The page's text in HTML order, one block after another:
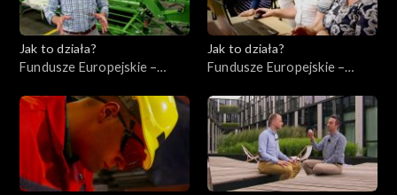
Jak to działa?
Fundusze Europejskie –
międzynarodowa
Jak to działa?
Fundusze Europejskie –